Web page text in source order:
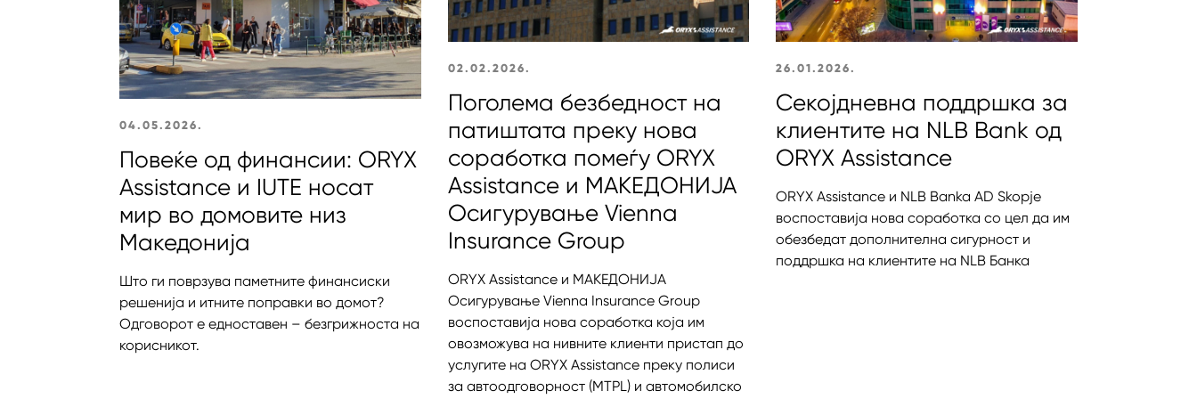
04.05.2026.
Повеќе од финансии: ORYX
Assistance и IUTE носат
мир во домовите низ
Македонија
Што ги поврзува паметните финансиски
решенија и итните поправки во домот?
Одговорот е едноставен – безгрижноста на
корисникот.
02.02.2026.
Поголема безбедност на
патиштата преку нова
соработка помеѓу ORYX
Assistance и МАКЕДОНИЈА
Oсигурување Vienna
Insurance Group
ORYX Assistance и МАКЕДОНИЈА
Oсигурување Vienna Insurance Group
воспоставија нова соработка која им
овозможува на нивните клиенти пристап до
услугите на ORYX Assistance преку полиси
за автоодговорност (MTPL) и автомобилско
26.01.2026.
Секојдневна поддршка за
клиентите на NLB Bank од
ORYX Assistance
ORYX Assistance и NLB Banka AD Skopje
воспоставија нова соработка со цел да им
обезбедат дополнителна сигурност и
поддршка на клиентите на NLB Банка